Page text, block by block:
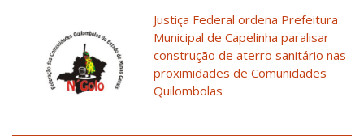
Justiça Federal ordena Prefeitura
Municipal de Capelinha paralisar
construção de aterro sanitário nas
proximidades de Comunidades
Quilombolas